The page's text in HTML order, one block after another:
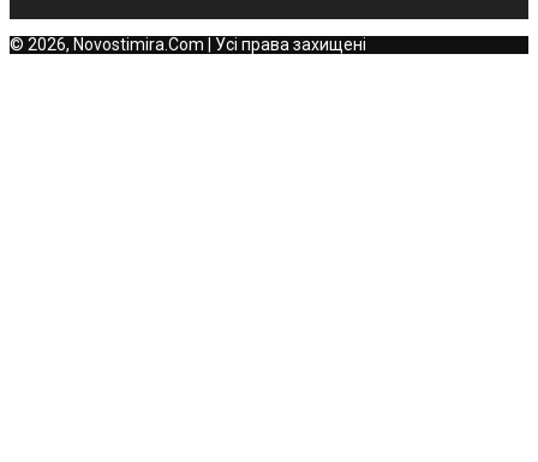
© 2026, Novostimira.Com | Усі права захищені